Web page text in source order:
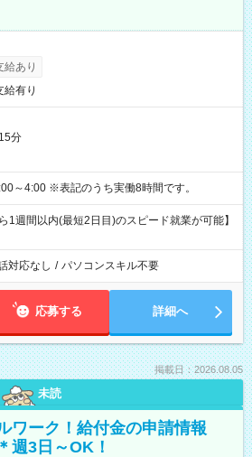
給あり
給有り
分
17:00～2:00 19:00～4:00 ※表記のうち実働8時間です。
1週間以内(最短2日目)のスピード就業が可能】
対応なし / パソコンスキル不要
応募する 詳細へ
掲載日：2026.08.05
未読
ワーク！給付金の申請情報
週3日～OK！